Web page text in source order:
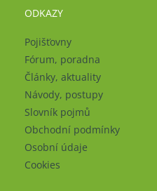
ODKAZY
Pojišťovny
Fórum, poradna
Články, aktuality
Návody, postupy
Slovník pojmů
Obchodní podmínky
Osobní údaje
Cookies